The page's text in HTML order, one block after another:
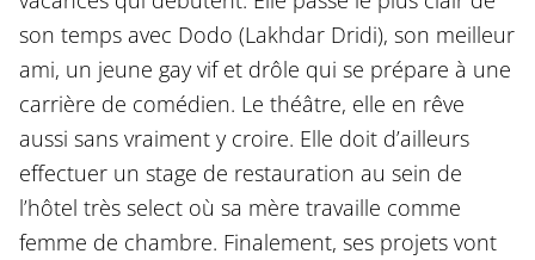
son temps avec Dodo (Lakhdar Dridi), son meilleur
ami, un jeune gay vif et drôle qui se prépare à une
carrière de comédien. Le théâtre, elle en rêve
aussi sans vraiment y croire. Elle doit d’ailleurs
effectuer un stage de restauration au sein de
l’hôtel très select où sa mère travaille comme
femme de chambre. Finalement, ses projets vont